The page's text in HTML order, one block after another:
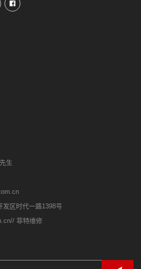
生
发区时代一路1398号
菲特维修